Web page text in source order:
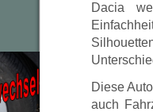
Dacia
Diese
auch